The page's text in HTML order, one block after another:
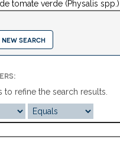
search
to refine the search results.